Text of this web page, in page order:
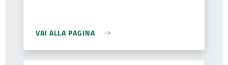
VAI ALLA PAGINA